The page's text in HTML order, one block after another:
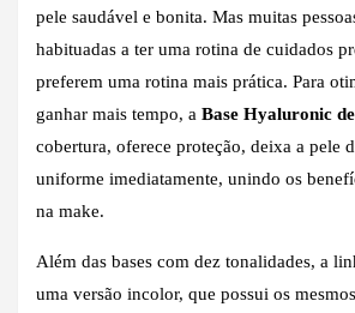
pele saudável e bonita. Mas muitas
habituadas a ter uma rotina de cuidados
preferem uma rotina mais prática. Para
ganhar mais tempo, a Base Hyaluronic
cobertura, oferece proteção, deixa a pele
uniforme imediatamente, unindo os
na make.
Além das bases com dez tonalidades, a
uma versão incolor, que possui os